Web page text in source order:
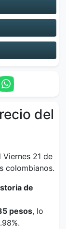
del
21 de
colombianos.
de
pesos, lo